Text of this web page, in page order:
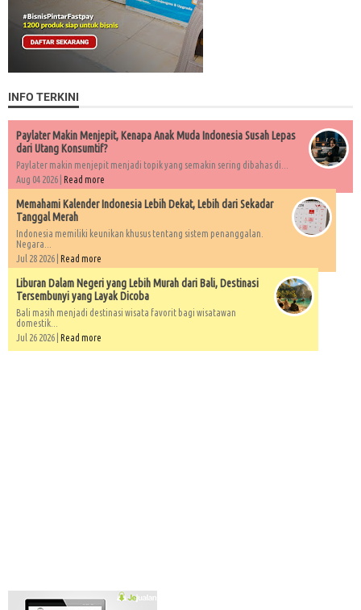
INFO TERKINI
Paylater Makin Menjepit, Kenapa Anak Muda Indonesia Susah Lepas
dari Utang Konsumtif?
Paylater makin menjepit menjadi topik yang semakin sering dibahas di...
Aug 04 2026 | Read more
Memahami Kalender Indonesia Lebih Dekat, Lebih dari Sekadar
Tanggal Merah
Indonesia memiliki keunikan khusus tentang sistem penanggalan.
Negara...
Jul 28 2026 | Read more
Liburan Dalam Negeri yang Lebih Murah dari Bali, Destinasi
Tersembunyi yang Layak Dicoba
Bali masih menjadi destinasi wisata favorit bagi wisatawan
domestik...
Jul 26 2026 | Read more